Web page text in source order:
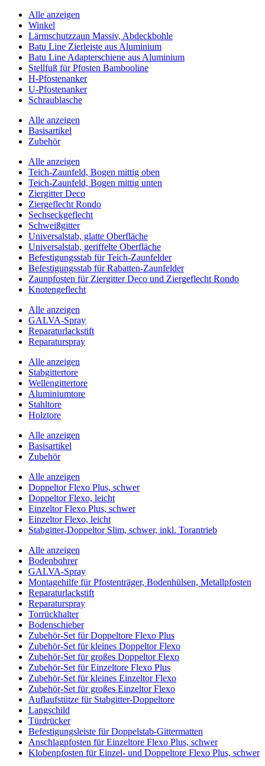
Alle anzeigen
Winkel
Lärmschutzzaun Massiv, Abdeckbohle
Batu Line Zierleiste aus Aluminium
Batu Line Adapterschiene aus Aluminium
Stellfuß für Pfosten Bambooline
H-Pfostenanker
U-Pfostenanker
Schraublasche
Alle anzeigen
Basisartikel
Zubehör
Alle anzeigen
Teich-Zaunfeld, Bogen mittig oben
Teich-Zaunfeld, Bogen mittig unten
Ziergitter Deco
Ziergeflecht Rondo
Sechseckgeflecht
Schweißgitter
Universalstab, glatte Oberfläche
Universalstab, geriffelte Oberfläche
Befestigungsstab für Teich-Zaunfelder
Befestigungsstab für Rabatten-Zaunfelder
Zaunpfosten für Ziergitter Deco und Ziergeflecht Rondo
Knotengeflecht
Alle anzeigen
GALVA-Spray
Reparaturlackstift
Reparaturspray
Alle anzeigen
Stabgittertore
Wellengittertore
Aluminiumtore
Stahltore
Holztore
Alle anzeigen
Basisartikel
Zubehör
Alle anzeigen
Doppeltor Flexo Plus, schwer
Doppeltor Flexo, leicht
Einzeltor Flexo Plus, schwer
Einzeltor Flexo, leicht
Stabgitter-Doppeltor Slim, schwer, inkl. Torantrieb
Alle anzeigen
Bodenbohrer
GALVA-Spray
Montagehilfe für Pfostenträger, Bodenhülsen, Metallpfosten
Reparaturlackstift
Reparaturspray
Torrückhalter
Bodenschieber
Zubehör-Set für Doppeltore Flexo Plus
Zubehör-Set für kleines Doppeltor Flexo
Zubehör-Set für großes Doppeltor Flexo
Zubehör-Set für Einzeltore Flexo Plus
Zubehör-Set für kleines Einzeltor Flexo
Zubehör-Set für großes Einzeltor Flexo
Auflaufstütze für Stabgitter-Doppeltore
Langschild
Türdrücker
Befestigungsleiste für Doppelstab-Gittermatten
Anschlagpfosten für Einzeltore Flexo Plus, schwer
Klobenpfosten für Einzel- und Doppeltore Flexo Plus, schwer